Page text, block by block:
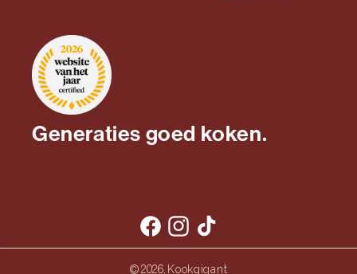
Generaties goed koken.
Facebook
Instagram
TikTok
© 2026, Kookgigant